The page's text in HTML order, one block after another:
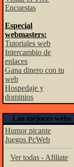
Encuestas
Especial
webmasters:
Tutoriales web
Intercambio de
enlaces
Gana dinero con tu
web
Hospedaje y
dominios
Las mejores webs
Humor picante
Juegos PcWeb
Ver todas - Afiliate